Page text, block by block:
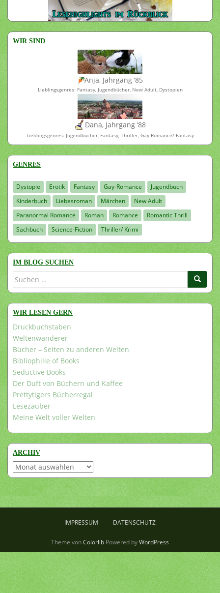
WIR SIND
Anja, Jahrgang ’85
Lieblingsgenres: Fantasy, Jugendbücher, New Adult, Dystopien
Dana, Jahrgang ’88
Lieblingsgenres: Jugendbücher, Fantasy, Thriller, Gay-Romance/-Fantasy
GENRES
Dystopie Erotik Fantasy Gay-Romance
Jugendbuch
Kinderbuch
Liebesroman Märchen
New Adult
Paranormal Romance
Roman Romance
Romantic Thrill
Sachbuch
Science-Fiction Thriller/ Krimi
IM BLOG SUCHEN
Suchen
WIR LESEN GERN
Druckbuchstaben
Weltenwanderer
Bücher – Seiten zu anderen Welten
Bibliophilie of Books
Seductive Books
Der Duft von Büchern und Kaffee
Prettytigers Bücherregal
Lesezauber
Meine Welt voller Welten
ARCHIV
Archiv
IMPRESSUM DATENSCHUTZ
Theme vonColorlib Powered byWordPress